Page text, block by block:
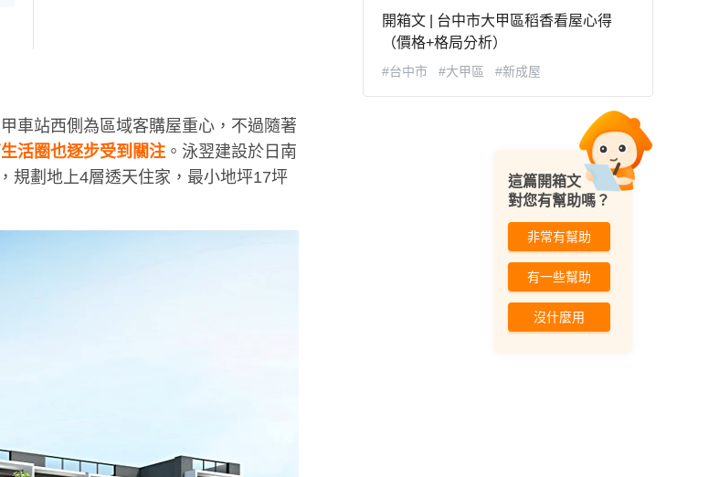
車站西側為區域客購屋重心，不過隨著
生活圈也逐步受到關注 。泳翌建設於日南
規劃地上4層透天住家，最小地坪17坪
開箱文 | 台中市大甲區稻香看屋心得
（價格+格局分析）
#台中市 #大甲區 #新成屋
這篇開箱文
對您有幫助嗎？
非常有幫助
有一些幫助
沒什麼用